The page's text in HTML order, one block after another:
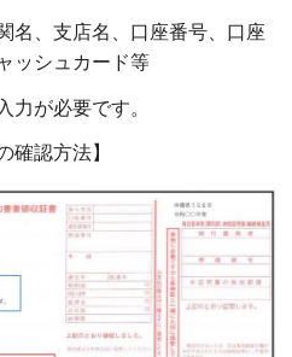
名、支店名、口座番号、口座
ッシュカード等
力が必要です。
確認方法】